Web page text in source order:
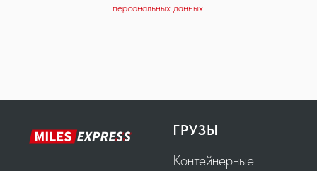
персональных данных.
ГРУЗЫ
Контейнерные